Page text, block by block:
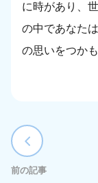
に時があり、
の中であなた
の思いをつか
前の記事